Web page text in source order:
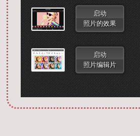
Запустить
启动
照片的效果
启动
照片编辑片